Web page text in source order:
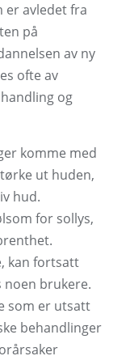
er avledet fra
på
av ny
ofte av
og
komme med
ut huden,
hud.
for sollys,
kan fortsatt
brukere.
som er utsatt
behandlinger